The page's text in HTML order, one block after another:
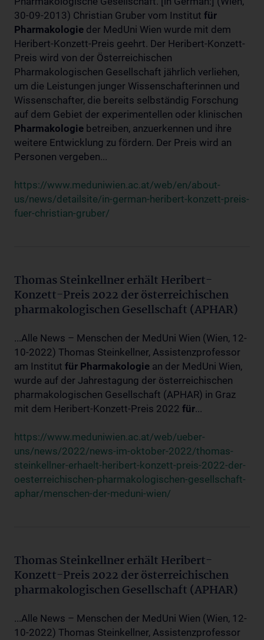
30-09-2013) Christian Gruber vom Institut für
Pharmakologie der MedUni Wien wurde mit dem
Heribert-Konzett-Preis geehrt. Der Heribert-Konzett-
Preis wird von der Österreichischen
Pharmakologischen Gesellschaft jährlich verliehen,
um die Leistungen junger Wissenschafterinnen und
Wissenschafter, die bereits selbständig Forschung
auf dem Gebiet der experimentellen oder klinischen
Pharmakologie betreiben, anzuerkennen und ihre
weitere Entwicklung zu fördern. Der Preis wird an
Personen vergeben...
https://www.meduniwien.ac.at/web/en/about-
us/news/detailsite/in-german-heribert-konzett-preis-
fuer-christian-gruber/
Thomas Steinkellner erhält Heribert-
Konzett-Preis 2022 der österreichischen
pharmakologischen Gesellschaft (APHAR)
...Alle News – Menschen der MedUni Wien (Wien, 12-
10-2022) Thomas Steinkellner, Assistenzprofessor
am Institut für Pharmakologie an der MedUni Wien,
wurde auf der Jahrestagung der österreichischen
pharmakologischen Gesellschaft (APHAR) in Graz
mit dem Heribert-Konzett-Preis 2022 für...
https://www.meduniwien.ac.at/web/ueber-
uns/news/2022/news-im-oktober-2022/thomas-
steinkellner-erhaelt-heribert-konzett-preis-2022-der-
oesterreichischen-pharmakologischen-gesellschaft-
aphar/menschen-der-meduni-wien/
Thomas Steinkellner erhält Heribert-
Konzett-Preis 2022 der österreichischen
pharmakologischen Gesellschaft (APHAR)
...Alle News – Menschen der MedUni Wien (Wien, 12-
10-2022) Thomas Steinkellner, Assistenzprofessor